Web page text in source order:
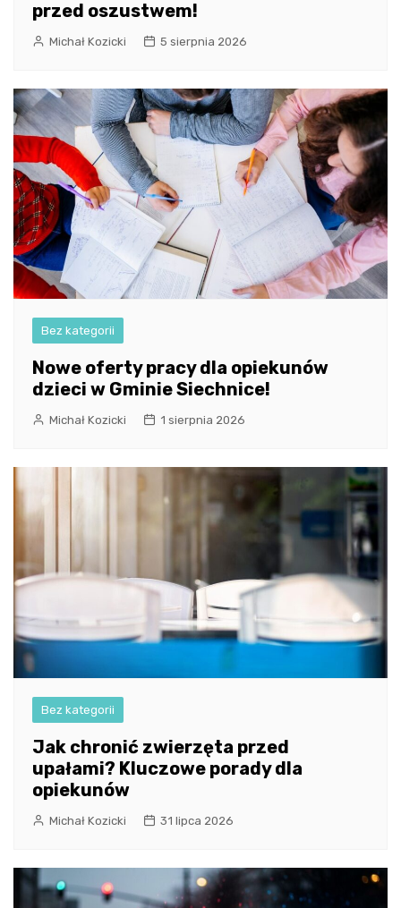
przed oszustwem!
Michał Kozicki 5 sierpnia 2026
Bez kategorii
Nowe oferty pracy dla opiekunów
dzieci w Gminie Siechnice!
Michał Kozicki 1 sierpnia 2026
Bez kategorii
Jak chronić zwierzęta przed
upałami? Kluczowe porady dla
opiekunów
Michał Kozicki 31 lipca 2026